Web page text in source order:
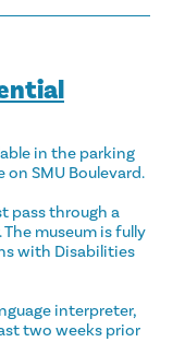
in the parking
SMU Boulevard.
pass through a
museum is fully
with Disabilities
interpreter,
two weeks prior